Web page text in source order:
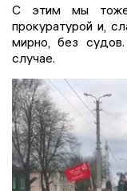
С этим мы тоже
прокуратурой и,
мирно, без
случае.